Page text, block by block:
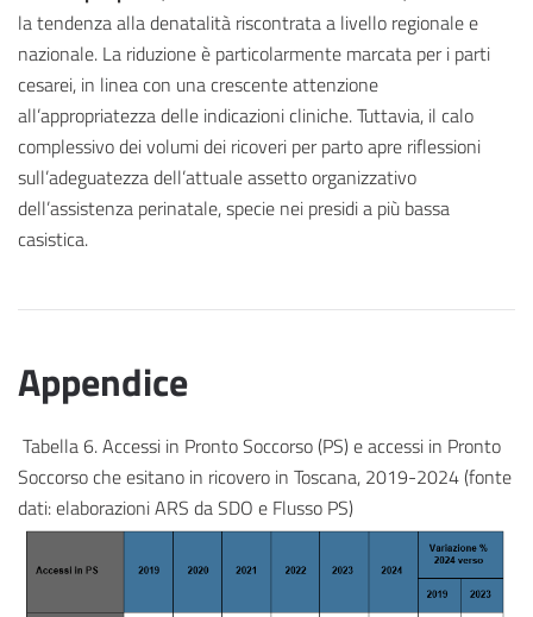
la tendenza alla denatalità riscontrata a livello regionale e
nazionale. La riduzione è particolarmente marcata per i parti
cesarei, in linea con una crescente attenzione
all’appropriatezza delle indicazioni cliniche. Tuttavia, il calo
complessivo dei volumi dei ricoveri per parto apre riflessioni
sull’adeguatezza dell’attuale assetto organizzativo
dell’assistenza perinatale, specie nei presidi a più bassa
casistica.
Appendice
Tabella 6. Accessi in Pronto Soccorso (PS) e accessi in Pronto
Soccorso che esitano in ricovero in Toscana, 2019-2024 (fonte
dati: elaborazioni ARS da SDO e Flusso PS)